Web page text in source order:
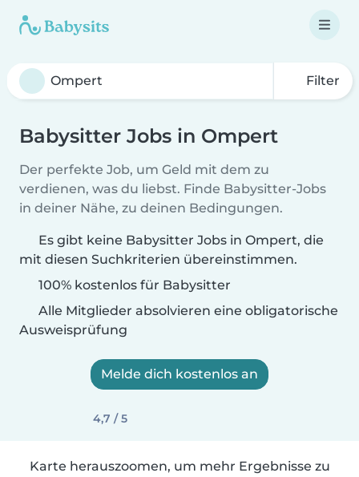
Filter
Babysitter Jobs in Ompert
Der perfekte Job, um Geld mit dem zu
verdienen, was du liebst. Finde Babysitter-Jobs
in deiner Nähe, zu deinen Bedingungen.
Es gibt keine Babysitter Jobs in Ompert, die
mit diesen Suchkriterien übereinstimmen.
100% kostenlos für Babysitter
Alle Mitglieder absolvieren eine obligatorische
Ausweisprüfung
Melde dich kostenlos an
4,7 / 5
Karte herauszoomen, um mehr Ergebnisse zu